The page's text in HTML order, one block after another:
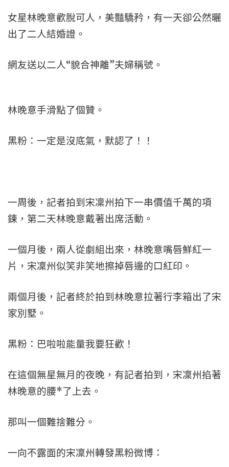
女星林晚意歡脫可人，美豔驕矜，有一天卻公然曬
出了二人結婚證。
網友送以二人“貌合神離”夫婦稱號。
林晚意手滑點了個贊。
黑粉：一定是沒底氣，默認了！！
一周後，記者拍到宋凜州拍下一串價值千萬的項
鍊，第二天林晚意戴著出席活動。
一個月後，兩人從劇組出來，林晚意嘴唇鮮紅一
片，宋凜州似笑非笑地擦掉唇邊的口紅印。
兩個月後，記者終於拍到林晚意拉著行李箱出了宋
家別墅。
黑粉：巴啦啦能量我要狂歡！
在這個無星無月的夜晚，有記者拍到，宋凜州掐著
林晚意的腰*了上去。
那叫一個難捨難分。
一向不露面的宋凜州轉發黑粉微博：